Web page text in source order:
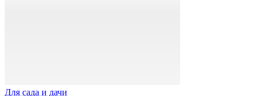
Для сада и дачи